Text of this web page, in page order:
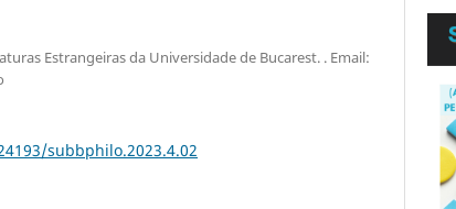
Estrangeiras da Universidade de Bucarest. . Email:
subbphilo.2023.4.02